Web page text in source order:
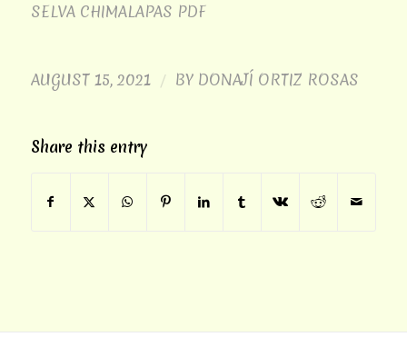
SELVA CHIMALAPAS PDF
AUGUST 15, 2021 / BY DONAJÍ ORTIZ ROSAS
Share this entry